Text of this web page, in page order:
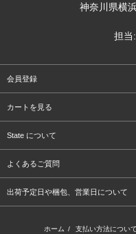
神奈川県横
担当
会員登録
カートを見る
State について
よくあるご質問
出荷予定日や梱包、営業日について
ホーム / 支払い方法について